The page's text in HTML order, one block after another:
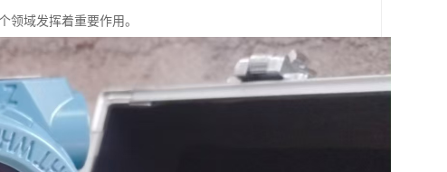
领域发挥着重要作用。